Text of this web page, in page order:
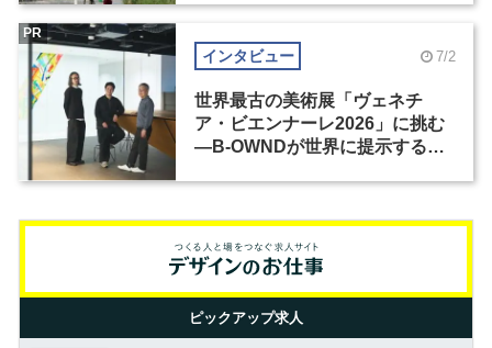
インタビュー 7/2
世界最古の美術展「ヴェネチ
ア・ビエンナーレ2026」に挑む
―B-OWNDが世界に提示する美
PR
ピックアップ求人